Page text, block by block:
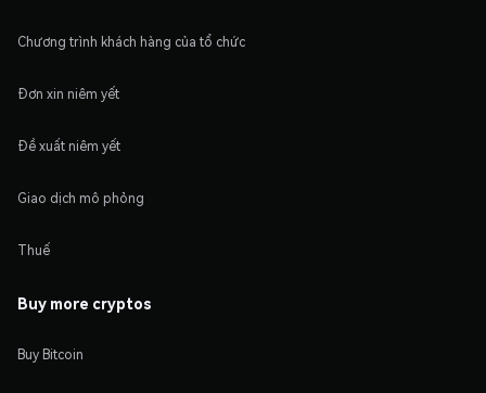
Chương trình khách hàng của tổ chức
Đơn xin niêm yết
Đề xuất niêm yết
Giao dịch mô phỏng
Thuế
Buy more cryptos
Buy Bitcoin